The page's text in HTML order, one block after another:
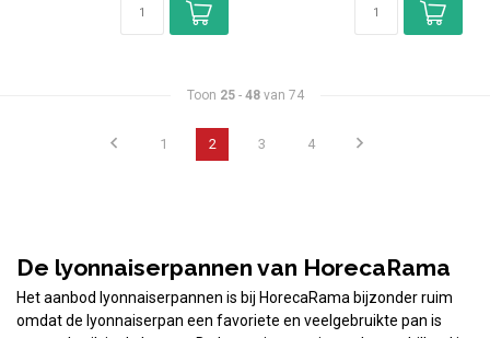
Toon 25- 48van 74
1 2 3 4
De lyonnaiserpannen van HorecaRama
Het aanbod lyonnaiserpannen is bij HorecaRama bijzonder ruim
omdat de lyonnaiserpan een favoriete en veelgebruikte pan is